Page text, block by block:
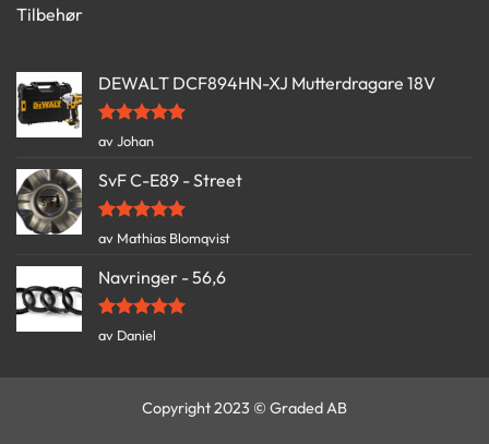
Tilbehør
DEWALT DCF894HN-XJ Mutterdragare 18V
Vurdert
av Johan
SvF C-E89 - Street
Vurdert5
av Mathias Blomqvist
Navringer - 56,6
Vurdert
av Daniel
Copyright 2023 © Graded AB